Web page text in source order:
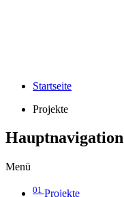
Startseite
Projekte
Hauptnavigation
Menü
01 Projekte